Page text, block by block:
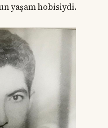
yaşam hobisiydi.